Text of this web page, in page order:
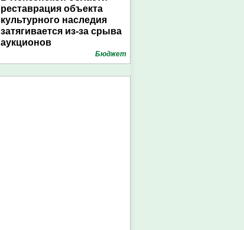
реставрация объекта
культурного наследия
затягивается из-за срыва
аукционов
Бюджет